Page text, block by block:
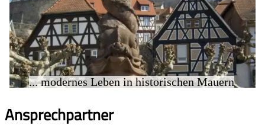
... modernes Leben in historischen Mauern
Ansprechpartner